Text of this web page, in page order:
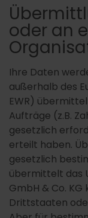
oder an
Ihre Daten
außerhalb des
EWR)
Aufträge (z.B.
gesetzlich
erteilt haben.
gesetzlich
übermittelt das
GmbH & Co.
Drittstaaten